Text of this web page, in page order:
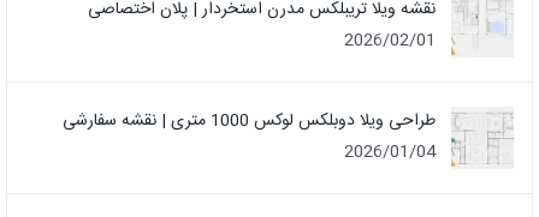
نقشه ویلا تریبلکس مدرن استخردار | پلان اختصاصی
2026/02/01
طراحی ویلا دوبلکس لوکس 1000 متری | نقشه سفارشی
2026/01/04